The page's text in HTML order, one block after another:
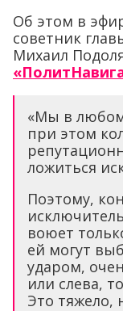
Об этом в
советник
Михаил
«Мы в любом
при этом
ложиться
Поэтому,
воюет
ей могут
ударом,
или слева,
Это тяжело,